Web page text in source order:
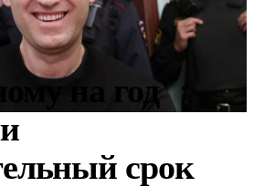
на год
срок